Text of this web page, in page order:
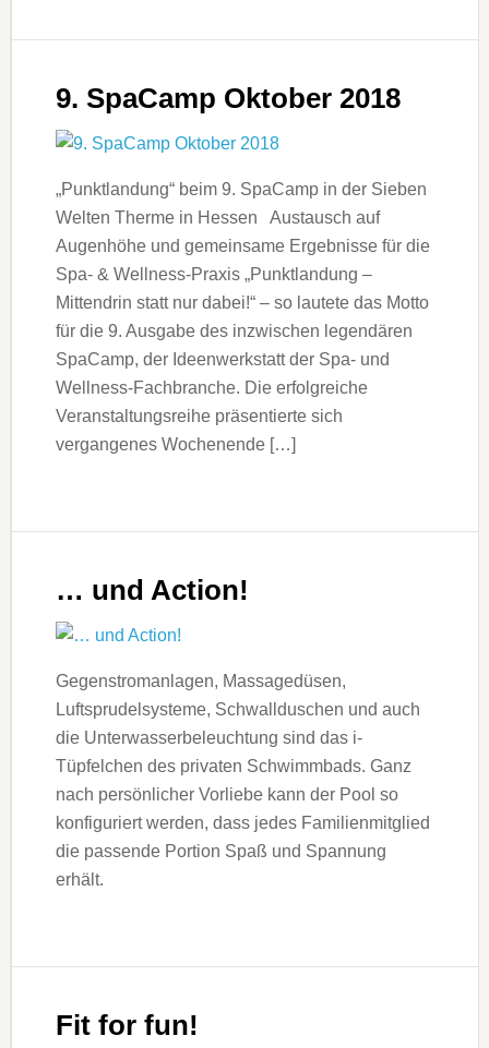
9. SpaCamp Oktober 2018
„Punktlandung“ beim 9. SpaCamp in der Sieben
Welten Therme in Hessen Austausch auf
Augenhöhe und gemeinsame Ergebnisse für die
Spa- & Wellness-Praxis „Punktlandung –
Mittendrin statt nur dabei!“ – so lautete das Motto
für die 9. Ausgabe des inzwischen legendären
SpaCamp, der Ideenwerkstatt der Spa- und
Wellness-Fachbranche. Die erfolgreiche
Veranstaltungsreihe präsentierte sich
vergangenes Wochenende […]
… und Action!
Gegenstromanlagen, Massagedüsen,
Luftsprudelsysteme, Schwallduschen und auch
die Unterwasserbeleuchtung sind das i-
Tüpfelchen des privaten Schwimmbads. Ganz
nach persönlicher Vorliebe kann der Pool so
konfiguriert werden, dass jedes Familienmitglied
die passende Portion Spaß und Spannung
erhält.
Fit for fun!